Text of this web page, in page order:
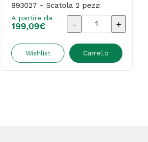
893027 – Scatola 2 pezzi
A partire da
199,09€
Ricoh
Matrice
Wishlist Carrello